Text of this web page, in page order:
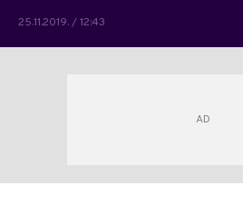
25.11.2019. / 12:43